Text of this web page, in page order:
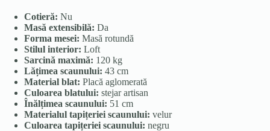
Cotieră: Nu
Masă extensibilă: Da
Forma mesei: Masă rotundă
Stilul interior: Loft
Sarcină maximă: 120 kg
Lățimea scaunului: 43 cm
Material blat: Placă aglomerată
Culoarea blatului: stejar artisan
Înălțimea scaunului: 51 cm
Materialul tapițeriei scaunului: velur
Culoarea tapițeriei scaunului: negru